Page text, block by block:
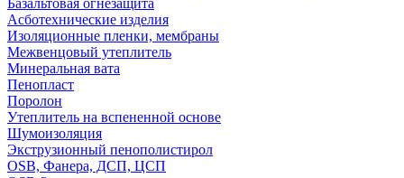
Базальтовая огнезащита
Асботехнические изделия
Изоляционные пленки, мембраны
Межвенцовый утеплитель
Минеральная вата
Пенопласт
Поролон
Утеплитель на вспененной основе
Шумоизоляция
Экструзионный пенополистирол
OSB, Фанера, ДСП, ЦСП